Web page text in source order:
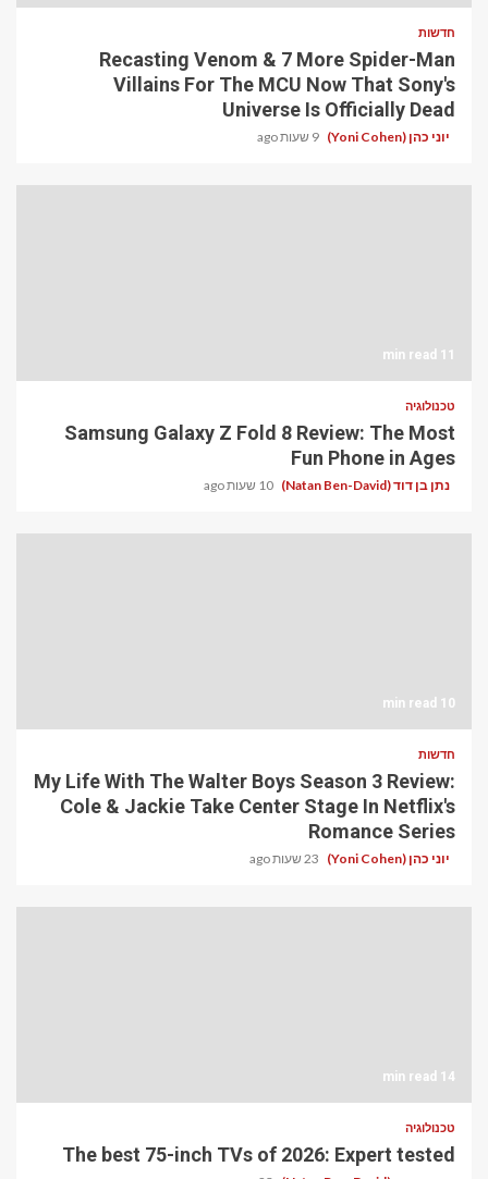
חדשות
Recasting Venom & 7 More Spider-Man
Villains For The MCU Now That Sony's
Universe Is Officially Dead
יוני כהן (Yoni Cohen) 9 שעות ago
11 min read
טכנולוגיה
Samsung Galaxy Z Fold 8 Review: The Most
Fun Phone in Ages
נתן בן דוד (Natan Ben-David) 10 שעות ago
10 min read
חדשות
My Life With The Walter Boys Season 3 Review:
Cole & Jackie Take Center Stage In Netflix's
Romance Series
יוני כהן (Yoni Cohen) 23 שעות ago
14 min read
טכנולוגיה
The best 75-inch TVs of 2026: Expert tested